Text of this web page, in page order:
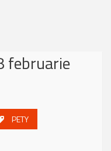
februarie
PETY